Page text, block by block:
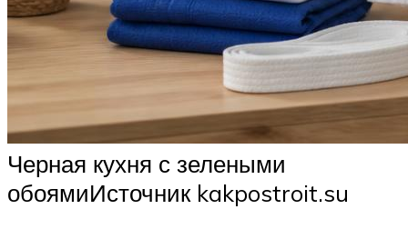
Черная кухня с зелеными
обоямиИсточник kakpostroit.su